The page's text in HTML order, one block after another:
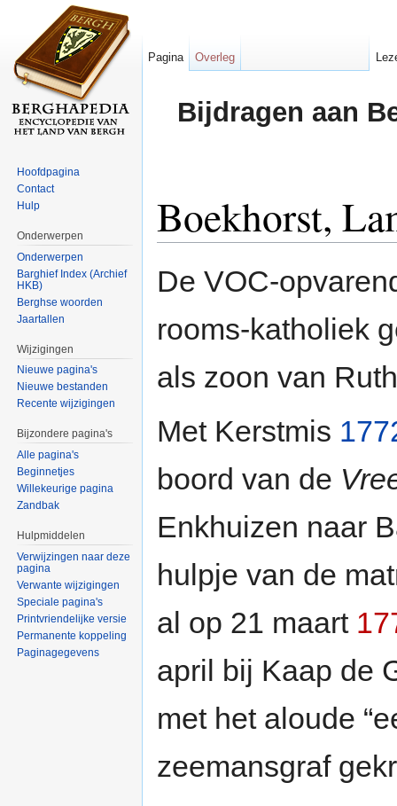
Bijdragen aan
Boekhorst,
De VOC-
rooms-katholiek
als zoon van
Met Kerstmis
boord van de
Enkhuizen naar
hulpje van de
al op 21 maart
april bij Kaap de
met het aloude
zeemansgraf
Pagina Overleg
Hoofdpagina
Contact
Hulp
Onderwerpen
Onderwerpen
Barghief Index (Archief
HKB)
Berghse woorden
Jaartallen
Wijzigingen
Nieuwe pagina's
Nieuwe bestanden
Recente wijzigingen
Bijzondere pagina's
Alle pagina's
Beginnetjes
Willekeurige pagina
Zandbak
Hulpmiddelen
Verwijzingen naar deze
pagina
Verwante wijzigingen
Speciale pagina's
Printvriendelijke versie
Permanente koppeling
Paginagegevens